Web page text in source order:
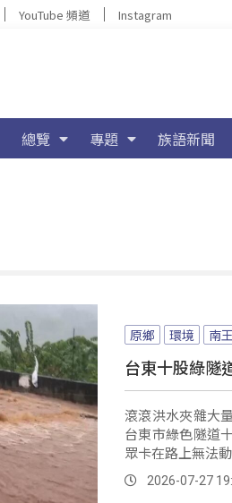
YouTube 頻道 Instagram
總覽 專題 族語新聞
原鄉 環境 南
台東十股綠隧
滾滾洪水夾雜大
台東市綠色隧道
眾卡在路上無法
2026-07-27